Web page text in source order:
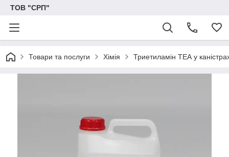
ТОВ "СРП"
Товари та послуги Хімія Триетиламін ТЕА у